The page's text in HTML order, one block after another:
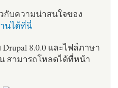
กับความน่าสนใจของ
นได้ที่นี่
8.0.0 และไฟล์ภาษา
สามารถโหลดได้ที่หน้า